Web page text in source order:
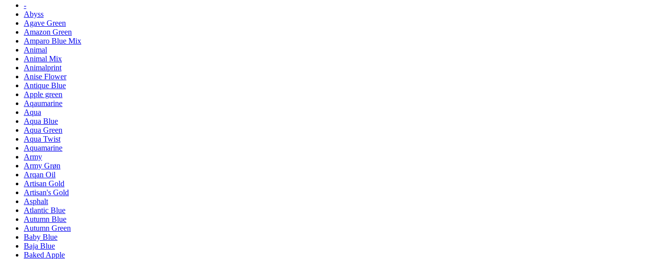
-
Abyss
Agave Green
Amazon Green
Amparo Blue Mix
Animal
Animal Mix
Animalprint
Anise Flower
Antique Blue
Apple green
Aqaumarine
Aqua
Aqua Blue
Aqua Green
Aqua Twist
Aquamarine
Army
Army Grøn
Arqan Oil
Artisan Gold
Artisan's Gold
Asphalt
Atlantic Blue
Autumn Blue
Autumn Green
Baby Blue
Baja Blue
Baked Apple